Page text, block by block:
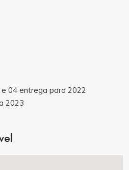
04 entrega para 2022
2023